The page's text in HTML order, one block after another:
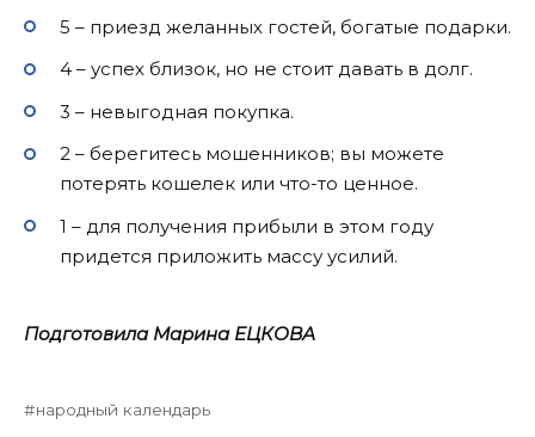
5 – приезд желанных гостей, богатые подарки.
4 – успех близок, но не стоит давать в долг.
3 – невыгодная покупка.
2 – берегитесь мошенников; вы можете
потерять кошелек или что-то ценное.
1 – для получения прибыли в этом году
придется приложить массу усилий.
Подготовила Марина ЕЦКОВА
народный календарь